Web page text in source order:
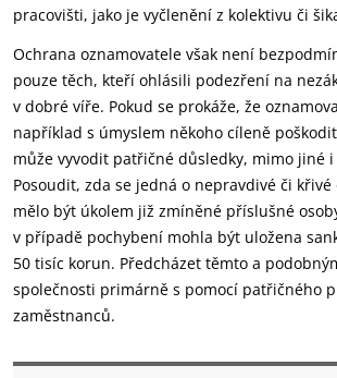
pracovišti, jako je vyčlenění z kolektivu či
Ochrana oznamovatele však není
pouze těch, kteří ohlásili podezření na
v dobré víře. Pokud se prokáže, že
například s úmyslem někoho cíleně
může vyvodit patřičné důsledky, mimo jiné
Posoudit, zda se jedná o nepravdivé či
mělo být úkolem již zmíněné příslušné
v případě pochybení mohla být uložena
50 tisíc korun. Předcházet těmto a
společnosti primárně s pomocí patřičného
zaměstnanců.